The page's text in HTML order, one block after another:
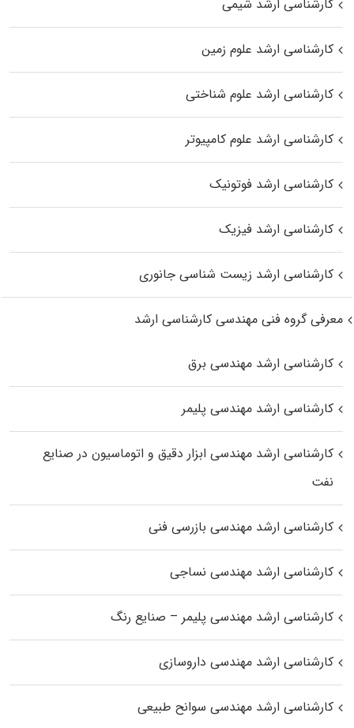
کارشناسی ارشد شیمی
کارشناسی ارشد علوم زمین
کارشناسی ارشد علوم شناختی
کارشناسی ارشد علوم کامپیوتر
کارشناسی ارشد فوتونیک
کارشناسی ارشد فیزیک
کارشناسی ارشد زیست‌ شناسی جانوری
معرفی گروه فنی مهندسی کارشناسی ارشد
کارشناسی ارشد مهندسی برق
کارشناسی ارشد مهندسی پلیمر
کارشناسی ارشد مهندسی ابزار دقیق و اتوماسیون در صنایع
نفت
کارشناسی ارشد مهندسی بازرسی فنی
کارشناسی ارشد مهندسی نساجی
کارشناسی ارشد مهندسی پلیمر – صنایع رنگ
کارشناسی ارشد مهندسی داروسازی
کارشناسی ارشد مهندسی سوانح طبیعی